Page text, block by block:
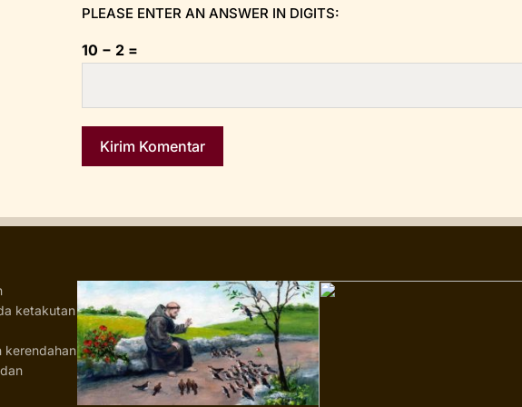
PLEASE ENTER AN ANSWER IN DIGITS:
10 − 2 =
ketakutan
kerendahan